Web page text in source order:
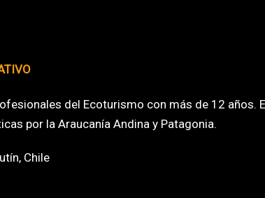
del Ecoturismo con más de 12
por la Araucanía Andina y Patagonia.
Chile